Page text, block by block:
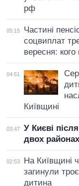
рф
05:15
Частині
соцвиплат
вересня:
04:51
Київщині
03:47
У Києві
двох
02:53
На Київщині
загинули
дитина